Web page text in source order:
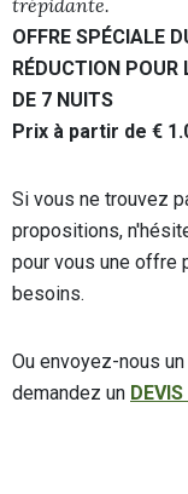
trépidante.
OFFRE SPÉCIALE
RÉDUCTION POUR
DE 7 NUITS
Prix à partir de €
Si vous ne trouvez
propositions,
pour vous une offre
besoins.
Ou envoyez-nous
demandez un